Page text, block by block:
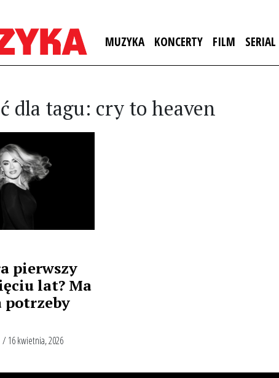
MUZYKA KONCERTY FILM SERIAL
dla tagu: cry to heaven
pierwszy
lat? Ma
potrzeby
/ 16 kwietnia, 2026